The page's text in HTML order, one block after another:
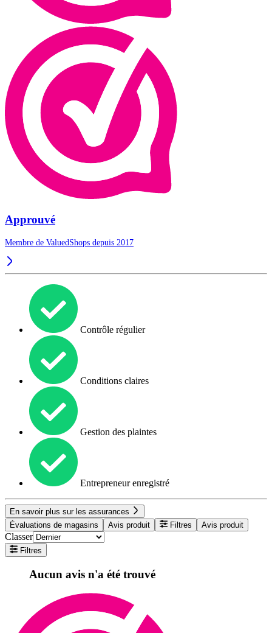
Approuvé
Membre de ValuedShops depuis 2017
Contrôle régulier
Conditions claires
Gestion des plaintes
Entrepreneur enregistré
En savoir plus sur les assurances
Évaluations de magasins
Avis produit Filtres Avis produit
Classer
Filtres
Aucun avis n'a été trouvé